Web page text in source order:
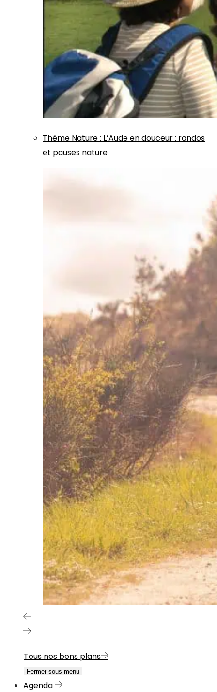
Thème Nature: L’Aude en douceur : randos
et pauses nature
Tous nos bons plans
Fermer sous-menu
Agenda